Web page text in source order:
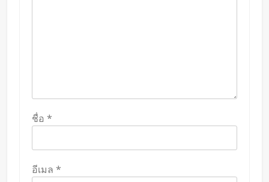
ชื่อ *
อีเมล *